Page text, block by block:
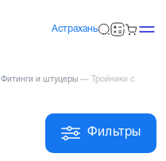
Астрахань
Фитинги и штуцеры — Тройники с
Фильтры